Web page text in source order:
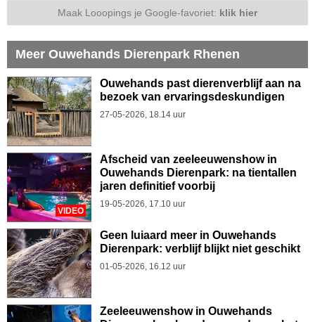
Maak Looopings je Google-favoriet: klik hier
Meer Ouwehands Dierenpark Rhenen
Ouwehands past dierenverblijf aan na
bezoek van ervaringsdeskundigen
27-05-2026, 18.14 uur
VIDEO
Afscheid van zeeleeuwenshow in
Ouwehands Dierenpark: na tientallen
jaren definitief voorbij
19-05-2026, 17.10 uur
Geen luiaard meer in Ouwehands
Dierenpark: verblijf blijkt niet geschikt
01-05-2026, 16.12 uur
Zeeleeuwenshow in Ouwehands